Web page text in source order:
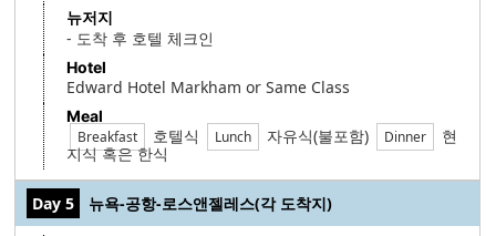
뉴저지
- 도착 후 호텔 체크인
Hotel
Edward Hotel Markham or Same Class
Meal
Breakfast
호텔식 Lunch 자유식(불포함) Dinner
현
지식 혹은 한식
Day 5 뉴욕-공항-로스앤젤레스(각 도착지)